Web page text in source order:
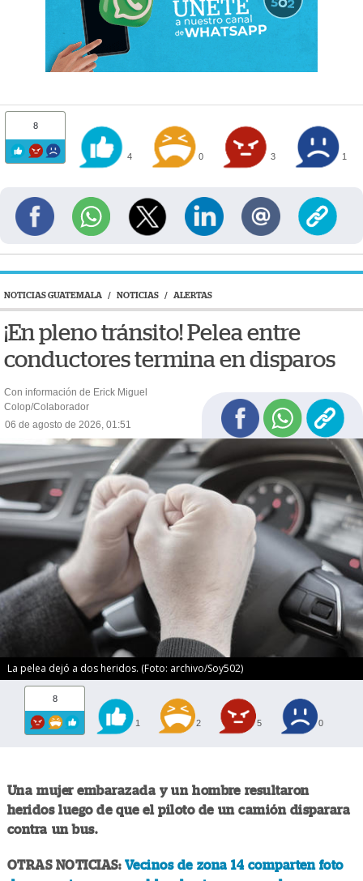
8
4 0 3 1
NOTICIAS GUATEMALA / NOTICIAS / ALERTAS
¡En pleno tránsito! Pelea entre
conductores termina en disparos
Con información de Erick Miguel
Colop/Colaborador
06 de agosto de 2026, 01:51
La pelea dejó a dos heridos. (Foto: archivo/Soy502)
8
1 2 5 0
Una mujer embarazada y un hombre resultaron
heridos luego de que el piloto de un camión disparara
contra un bus.
OTRAS NOTICIAS: Vecinos de zona 14 comparten foto